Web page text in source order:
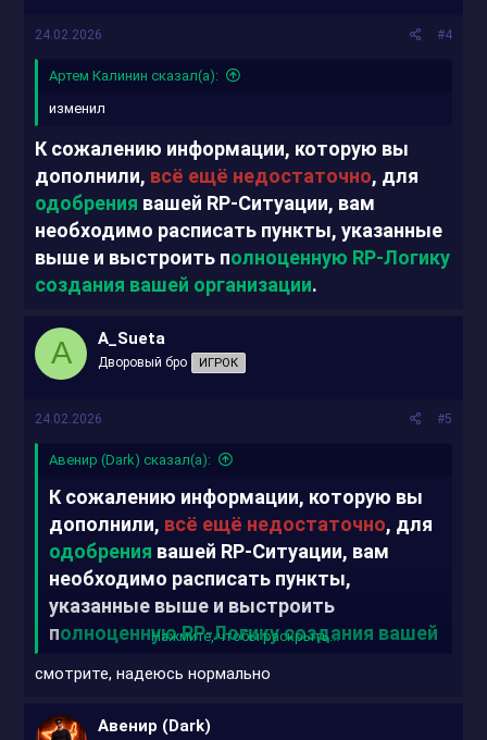
следующие аспекты в вашей RP-
24.02.2026 #4
Артем Калинин сказал(а):
изменил
К сожалению информации, которую вы
дополнили, всё ещё недостаточно, для
одобрения вашей RP-Ситуации, вам
необходимо расписать пункты, указанные
выше и выстроить полноценную RP-Логику
создания вашей организации.
A A_Sueta
Дворовый бро ИГРОК
24.02.2026 #5
Авенир (Dark) сказал(а):
К сожалению информации, которую вы
дополнили, всё ещё недостаточно, для
одобрения вашей RP-Ситуации, вам
необходимо расписать пункты,
указанные выше и выстроить
полноценную RP-Логику создания вашей
Нажмите, чтобы раскрыть...
смотрите, надеюсь нормально
Авенир (Dark)